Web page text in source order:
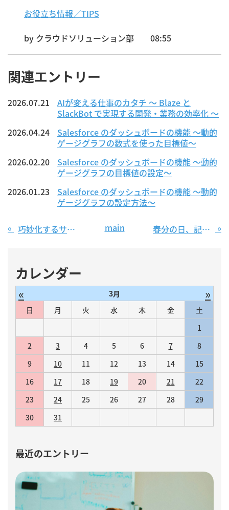
お役立ち情報／TIPS
by クラウドソリューション部 08:55
関連エントリー
2026.07.21
AIが変える仕事のカタチ ～ Blaze と
SlackBot で実現する開発・業務の効率化 ～
2026.04.24
Salesforce のダッシュボードの機能 〜動的
ゲージグラフの数式を使った目標値〜
2026.02.20
Salesforce のダッシュボードの機能 〜動的
ゲージグラフの目標値の設定〜
2026.01.23
Salesforce のダッシュボードの機能 〜動的
ゲージグラフの設定方法〜
« 巧妙化するサイバー攻撃に要注意【第９回 情報セキュリティブログ】 main 春分の日、記念日 »
カレンダー
« 3月 »
日 月 火 水 木 金
土
1
2
3 4 5 6 7
8
9
10 11 12 13 14
15
16
17 18 19 20 21
22
23
24 25 26 27 28
29
30
31
最近のエントリー